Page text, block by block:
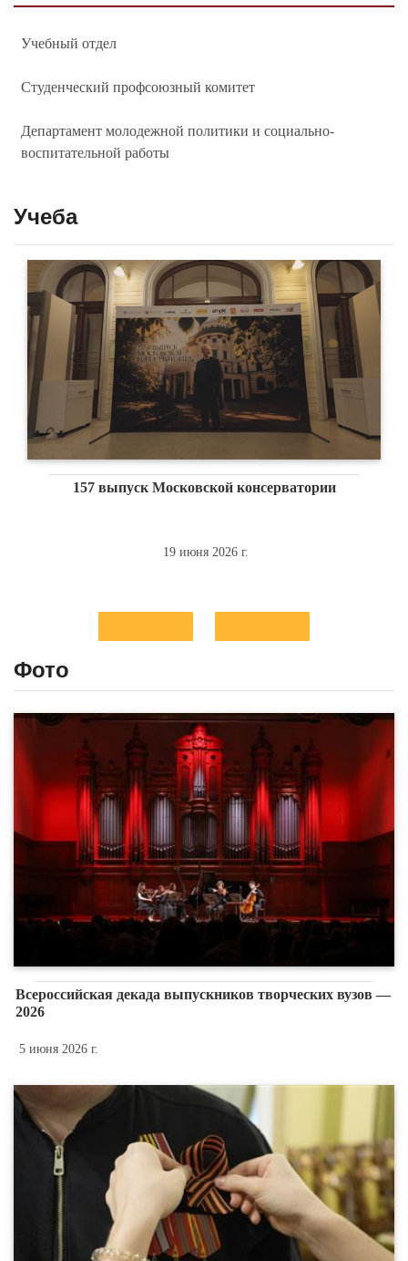
Учебный отдел
Студенческий профсоюзный комитет
Департамент молодежной политики и социально-
воспитательной работы
Учеба
157 выпуск Московской консерватории
19 июня 2026 г.
Фото
Всероссийская декада выпускников творческих вузов —
2026
5 июня 2026 г.